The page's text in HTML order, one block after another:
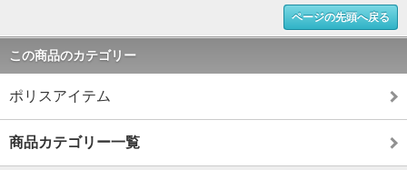
ページの先頭へ戻る
この商品のカテゴリー
ポリスアイテム
商品カテゴリー一覧